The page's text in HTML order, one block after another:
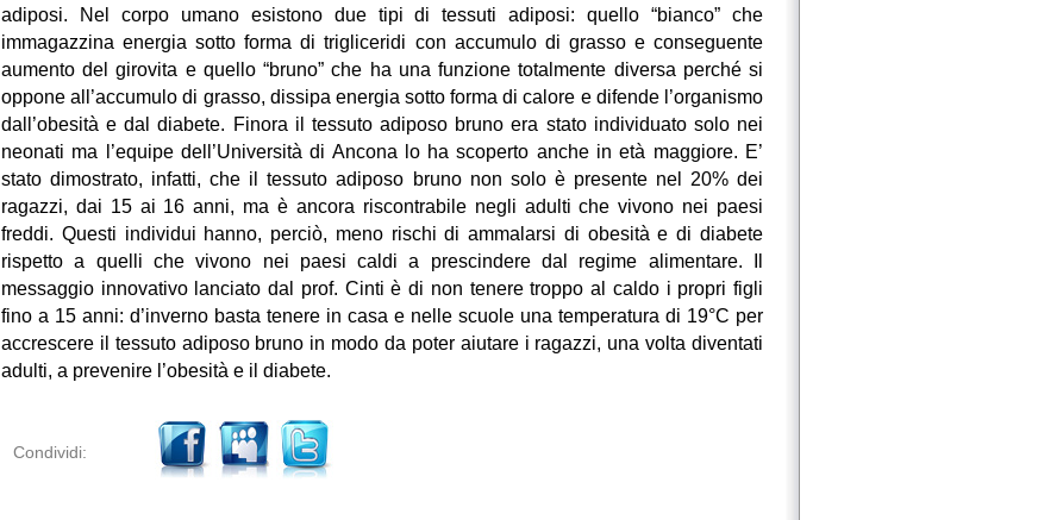
adiposi. Nel corpo umano esistono due tipi di tessuti adiposi: quello “bianco” che
immagazzina energia sotto forma di trigliceridi con accumulo di grasso e conseguente
aumento del girovita e quello “bruno” che ha una funzione totalmente diversa perché si
oppone all’accumulo di grasso, dissipa energia sotto forma di calore e difende l’organismo
dall’obesità e dal diabete. Finora il tessuto adiposo bruno era stato individuato solo nei
neonati ma l’equipe dell’Università di Ancona lo ha scoperto anche in età maggiore. E’
stato dimostrato, infatti, che il tessuto adiposo bruno non solo è presente nel 20% dei
ragazzi, dai 15 ai 16 anni, ma è ancora riscontrabile negli adulti che vivono nei paesi
freddi. Questi individui hanno, perciò, meno rischi di ammalarsi di obesità e di diabete
rispetto a quelli che vivono nei paesi caldi a prescindere dal regime alimentare. Il
messaggio innovativo lanciato dal prof. Cinti è di non tenere troppo al caldo i propri figli
fino a 15 anni: d’inverno basta tenere in casa e nelle scuole una temperatura di 19°C per
accrescere il tessuto adiposo bruno in modo da poter aiutare i ragazzi, una volta diventati
adulti, a prevenire l’obesità e il diabete.
Condividi: